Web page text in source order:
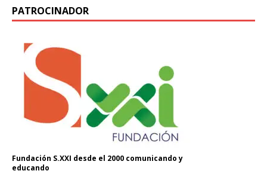
PATROCINADOR
Fundación S.XXI desde el 2000 comunicando y
educando